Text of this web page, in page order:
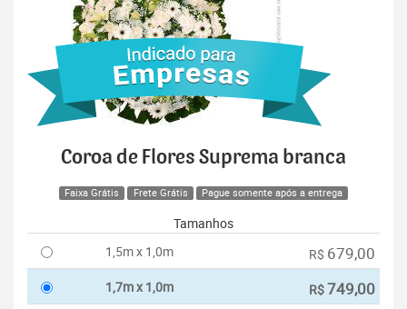
Coroa de Flores Suprema branca
Faixa Grátis Frete Grátis Pague somente após a entrega
Tamanhos
1,5m x 1,0m
R$ 679,00
1,7m x 1,0m R$749,00